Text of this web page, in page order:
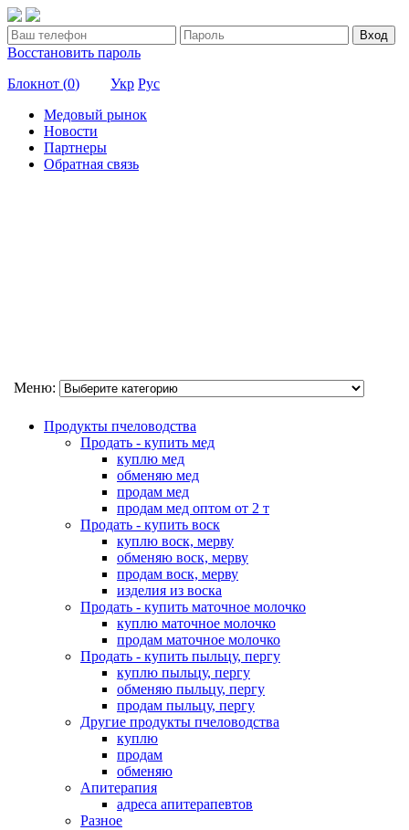
Вход
Восстановить пароль
Блокнот (0) Укр Рус
Медовый рынок
Новости
Партнеры
Обратная связь
Меню:
Продукты пчеловодства
Продать - купить мед
куплю мед
обменяю мед
продам мед
продам мед оптом от 2 т
Продать - купить воск
куплю воск, мерву
обменяю воск, мерву
продам воск, мерву
изделия из воска
Продать - купить маточное молочко
куплю маточное молочко
продам маточное молочко
Продать - купить пыльцу, пергу
куплю пыльцу, пергу
обменяю пыльцу, пергу
продам пыльцу, пергу
Другие продукты пчеловодства
куплю
продам
обменяю
Апитерапия
адреса апитерапевтов
Разное